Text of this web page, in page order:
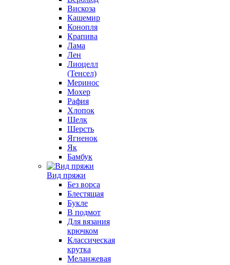
Вискоза
Кашемир
Конопля
Крапива
Лама
Лен
Лиоцелл
(Тенсел)
Меринос
Мохер
Рафия
Хлопок
Шелк
Шерсть
Ягненок
Як
Бамбук
Вид пряжи
Без ворса
Блестящая
Букле
В подмот
Для вязания
крючком
Классическая
крутка
Меланжевая